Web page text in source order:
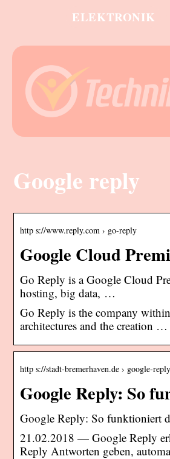
ELEKTRONIK
Google reply
http s://www.reply.com › go-reply
Google Cloud
Go Reply is a Google Cloud
hosting, big data, …
Go Reply is the company
architectures and the creation …
http s://stadt-bremerhaven.de › google-
Google Reply: So
Google Reply: So funktioniert
21.02.2018 — Google Reply
Reply Antworten geben,